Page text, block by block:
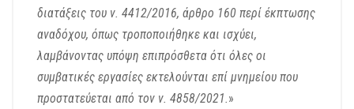
διατάξεις του ν. 4412/2016, άρθρο 160 περί έκπτωσης
αναδόχου, όπως τροποποιήθηκε και ισχύει,
λαμβάνοντας υπόψη επιπρόσθετα ότι όλες οι
συμβατικές εργασίες εκτελούνται επί μνημείου που
προστατεύεται από τον ν. 4858/2021. »